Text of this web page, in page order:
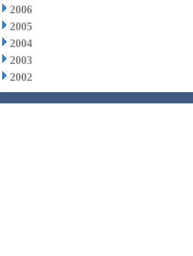
2006
2005
2004
2003
2002